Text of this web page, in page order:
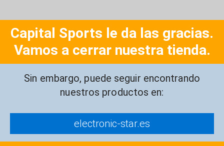
Capital Sports le da las gracias.
Vamos a cerrar nuestra tienda.
Sin embargo, puede seguir encontrando
nuestros productos en:
electronic-star.es